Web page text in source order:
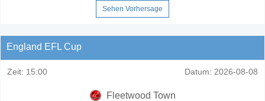
Sehen Vorhersage
England EFL Cup
Zeit: 15:00 Datum: 2026-08-08
Fleetwood Town